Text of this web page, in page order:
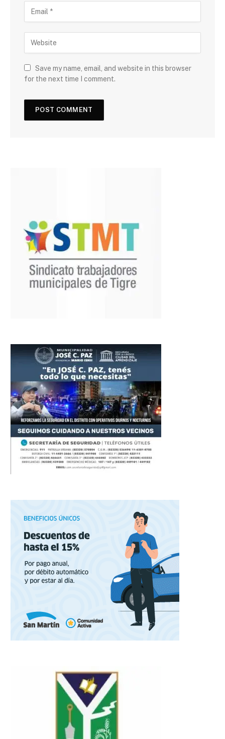
Save my name, email, and website in this browser
for the next time I comment.